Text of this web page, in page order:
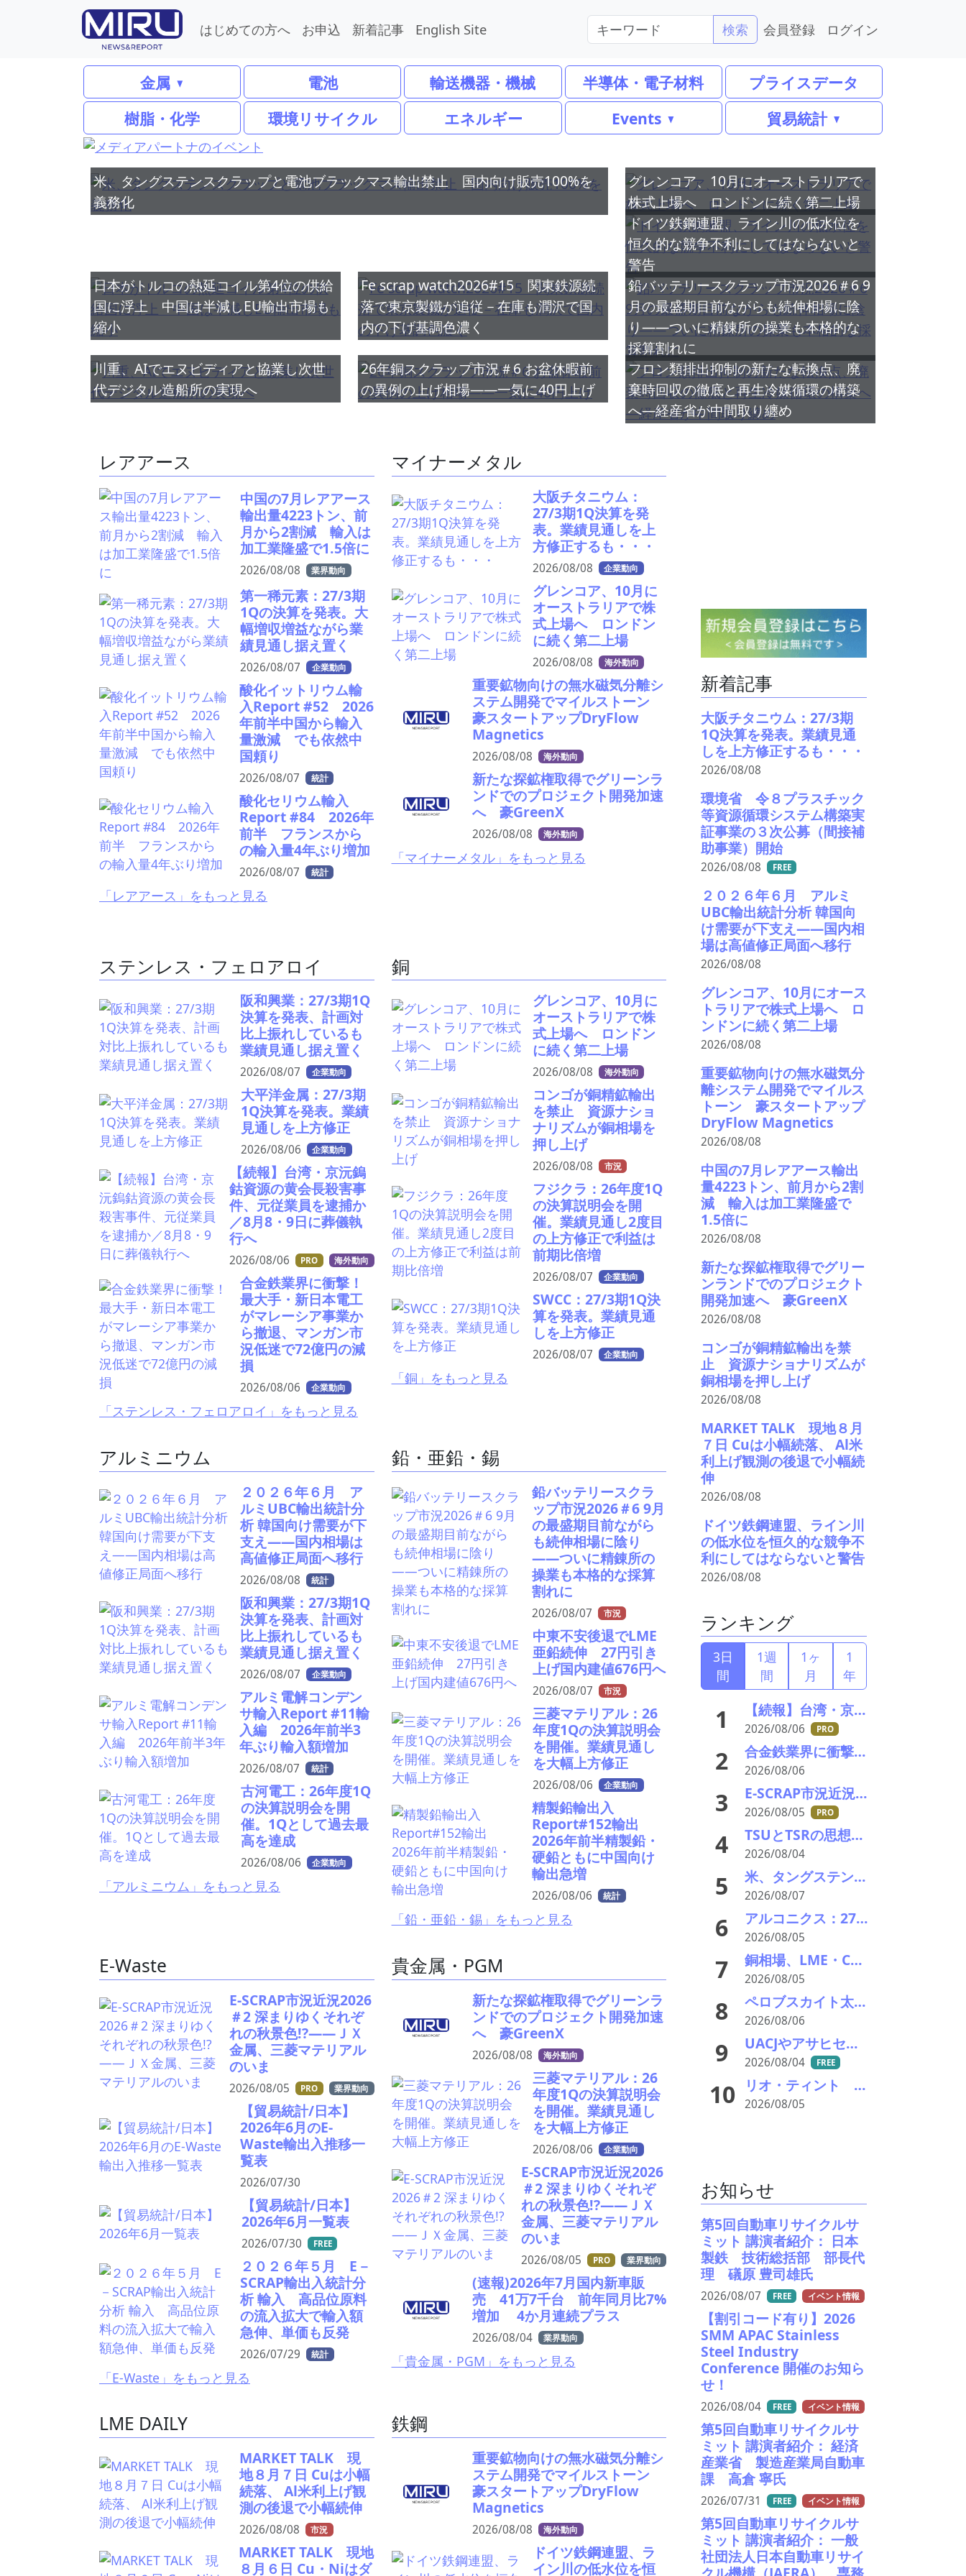
はじめての方へ お申込 新着記事 English Site 検索 会員登録 ログイン
金属 電池 輸送機器・機械 半導体・電子材料
プライスデータ
樹脂・化学
環境リサイクル エネルギー Events 貿易統計
米、タングステンスクラップと電池ブラックマス輸出禁止 国内向け販売100%を
義務化
グレンコア、10月にオーストラリアで
株式上場へ ロンドンに続く第二上場
ドイツ鉄鋼連盟、ライン川の低水位を
恒久的な競争不利にしてはならないと
警告
日本がトルコの熱延コイル第4位の供給
国に浮上 中国は半減しEU輸出市場も
縮小
Fe scrap watch2026#15 関東鉄源続
落で東京製鐵が追従－在庫も潤沢で国
内の下げ基調色濃く
鉛バッテリースクラップ市況2026＃6 9
月の最盛期目前ながらも続伸相場に陰
り――ついに精錬所の操業も本格的な
採算割れに
川重、AIでエヌビディアと協業し次世
代デジタル造船所の実現へ
26年銅スクラップ市況＃6 お盆休暇前
の異例の上げ相場――一気に40円上げ
フロン類排出抑制の新たな転換点、廃
棄時回収の徹底と再生冷媒循環の構築
へ―経産省が中間取り纏め
レアアース
中国の7月レアアース
輸出量4223トン、前
月から2割減 輸入は
加工業隆盛で1.5倍に
2026/08/08 業界動向
第一稀元素：27/3期
1Qの決算を発表。大
幅増収増益ながら業
績見通し据え置く
2026/08/07 企業動向
酸化イットリウム輸
入Report #52 2026
年前半中国から輸入
量激減 でも依然中
国頼り
2026/08/07 統計
酸化セリウム輸入
Report #84 2026年
前半 フランスから
の輸入量4年ぶり増加
2026/08/07 統計
「レアアース」をもっと見る
マイナーメタル
大阪チタニウム：
27/3期1Q決算を発
表。業績見通しを上
方修正するも・・・
2026/08/08 企業動向
グレンコア、10月に
オーストラリアで株
式上場へ ロンドン
に続く第二上場
2026/08/08 海外動向
重要鉱物向けの無水磁気分離シ
ステム開発でマイルストーン
豪スタートアップDryFlow
Magnetics
2026/08/08 海外動向
新たな探鉱権取得でグリーンラ
ンドでのプロジェクト開発加速
へ 豪GreenX
2026/08/08 海外動向
「マイナーメタル」をもっと見る
ステンレス・フェロアロイ
阪和興業：27/3期1Q
決算を発表、計画対
比上振れしているも
業績見通し据え置く
2026/08/07 企業動向
大平洋金属：27/3期
1Q決算を発表。業績
見通しを上方修正
2026/08/06 企業動向
【続報】台湾・京沅鎢
鈷資源の黄会長殺害事
件、元従業員を逮捕か
／8月8・9日に葬儀執
行へ
2026/08/06 PRO 海外動向
合金鉄業界に衝撃！
最大手・新日本電工
がマレーシア事業か
ら撤退、マンガン市
況低迷で72億円の減
損
2026/08/06 企業動向
「ステンレス・フェロアロイ」をもっと見る
銅
グレンコア、10月に
オーストラリアで株
式上場へ ロンドン
に続く第二上場
2026/08/08 海外動向
コンゴが銅精鉱輸出
を禁止 資源ナショ
ナリズムが銅相場を
押し上げ
2026/08/08 市況
フジクラ：26年度1Q
の決算説明会を開
催。業績見通し2度目
の上方修正で利益は
前期比倍増
2026/08/07 企業動向
SWCC：27/3期1Q決
算を発表。業績見通
しを上方修正
2026/08/07 企業動向
「銅」をもっと見る
アルミニウム
２０２６年６月 ア
ルミUBC輸出統計分
析 韓国向け需要が下
支え――国内相場は
高値修正局面へ移行
2026/08/08 統計
阪和興業：27/3期1Q
決算を発表、計画対
比上振れしているも
業績見通し据え置く
2026/08/07 企業動向
アルミ電解コンデン
サ輸入Report #11輸
入編 2026年前半3
年ぶり輸入額増加
2026/08/07 統計
古河電工：26年度1Q
の決算説明会を開
催。1Qとして過去最
高を達成
2026/08/06 企業動向
「アルミニウム」をもっと見る
鉛・亜鉛・錫
鉛バッテリースクラ
ップ市況2026＃6 9月
の最盛期目前ながら
も続伸相場に陰り
――ついに精錬所の
操業も本格的な採算
割れに
2026/08/07 市況
中東不安後退でLME
亜鉛続伸 27円引き
上げ国内建値676円へ
2026/08/07 市況
三菱マテリアル：26
年度1Qの決算説明会
を開催。業績見通し
を大幅上方修正
2026/08/06 企業動向
精製鉛輸出入
Report#152輸出
2026年前半精製鉛・
硬鉛ともに中国向け
輸出急増
2026/08/06 統計
「鉛・亜鉛・錫」をもっと見る
E-Waste
E-SCRAP市況近況2026
＃2 深まりゆくそれぞ
れの秋景色!?――ＪＸ
金属、三菱マテリアル
のいま
2026/08/05 PRO 業界動向
【貿易統計/日本】
2026年6月のE-
Waste輸出入推移一
覧表
2026/07/30
【貿易統計/日本】
2026年6月一覧表
2026/07/30 FREE
２０２６年５月 E－
SCRAP輸出入統計分
析 輸入 高品位原料
の流入拡大で輸入額
急伸、単価も反発
2026/07/29 統計
「E-Waste」をもっと見る
貴金属・PGM
新たな探鉱権取得でグリーンラ
ンドでのプロジェクト開発加速
へ 豪GreenX
2026/08/08 海外動向
三菱マテリアル：26
年度1Qの決算説明会
を開催。業績見通し
を大幅上方修正
2026/08/06 企業動向
E-SCRAP市況近況2026
＃2 深まりゆくそれぞ
れの秋景色!?――ＪＸ
金属、三菱マテリアル
のいま
2026/08/05 PRO 業界動向
(速報)2026年7月国内新車販
売 41万7千台 前年同月比7%
増加 4か月連続プラス
2026/08/04 業界動向
「貴金属・PGM」をもっと見る
LME DAILY
MARKET TALK 現
地８月７日 Cuは小幅
続落、 Al米利上げ観
測の後退で小幅続伸
2026/08/08 市況
MARKET TALK 現地
８月６日 Cu・Niはダ
鉄鋼
重要鉱物向けの無水磁気分離シ
ステム開発でマイルストーン
豪スタートアップDryFlow
Magnetics
2026/08/08 海外動向
ドイツ鉄鋼連盟、ラ
イン川の低水位を恒
新着記事
大阪チタニウム：27/3期
1Q決算を発表。業績見通
しを上方修正するも・・・
2026/08/08
環境省 令８プラスチック
等資源循環システム構築実
証事業の３次公募（間接補
助事業）開始
2026/08/08 FREE
２０２６年６月 アルミ
UBC輸出統計分析 韓国向
け需要が下支え――国内相
場は高値修正局面へ移行
2026/08/08
グレンコア、10月にオース
トラリアで株式上場へ ロ
ンドンに続く第二上場
2026/08/08
重要鉱物向けの無水磁気分
離システム開発でマイルス
トーン 豪スタートアップ
DryFlow Magnetics
2026/08/08
中国の7月レアアース輸出
量4223トン、前月から2割
減 輸入は加工業隆盛で
1.5倍に
2026/08/08
新たな探鉱権取得でグリー
ンランドでのプロジェクト
開発加速へ 豪GreenX
2026/08/08
コンゴが銅精鉱輸出を禁
止 資源ナショナリズムが
銅相場を押し上げ
2026/08/08
MARKET TALK 現地８月
７日 Cuは小幅続落、 Al米
利上げ観測の後退で小幅続
伸
2026/08/08
ドイツ鉄鋼連盟、ライン川
の低水位を恒久的な競争不
利にしてはならないと警告
2026/08/08
ランキング
3日
間
1週
間
1ヶ
月
1
年
1 【続報】台湾・京沅鎢鈷資源の黄会長殺害事件、元従業員を逮捕か／8月8・9日に葬儀執行へ
2026/08/06 PRO
2 合金鉄業界に衝撃！最大手・新日本電工がマレーシア事業から撤退、マンガン市況低迷で72億円の減損
2026/08/06
3 E-SCRAP市況近況2026＃2 深まりゆくそれぞれの秋景色!?――ＪＸ金属、三菱マテリアルのいま
2026/08/05 PRO
4 TSUとTSRの思想と方針について考える
2026/08/04
5 米、タングステンスクラップと電池ブラックマス輸出禁止 国内向け販売100%を義務化
2026/08/07
6 アルコニクス：27/3期1Q決算を発表。業績見通し、配当を修正
2026/08/05
7 銅相場、LME・COMEXとも高値更新 米国向け流入と中国の供給逼迫が相場押し上げ
2026/08/05
8 ペロブスカイト太陽電池の強みはリサイクル性にあり―東大の瀬川氏がエコプレミアムクラブで講演
2026/08/06
9 UACJやアサヒセイレンなど、アルミニウムのアップグレードリサイクル実用化開発を開始
2026/08/04 FREE
10 リオ・ティント データセンターブームにおける自社の優位性を強調 銅やアルミニウム事業の伸び背景に
2026/08/05
お知らせ
第5回自動車リサイクルサ
ミット 講演者紹介： 日本
製鉄 技術総括部 部長代
理 礒原 豊司雄氏
2026/08/07 FREE イベント情報
【割引コード有り】2026
SMM APAC Stainless
Steel Industry
Conference 開催のお知ら
せ！
2026/08/04 FREE イベント情報
第5回自動車リサイクルサ
ミット 講演者紹介： 経済
産業省 製造産業局自動車
課 高倉 寧氏
2026/07/31 FREE イベント情報
第5回自動車リサイクルサ
ミット 講演者紹介： 一般
社団法人日本自動車リサイ